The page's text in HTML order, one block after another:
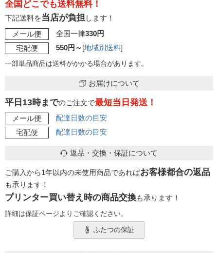
全国どこでも送料無料！
下記送料を当店が負担します！
メール便
全国一律330円
宅配便
550円～[地域別送料]
一部単品商品は送料がかかる場合があります。
お届けについて
平日13時までのご注文で最短当日発送！
メール便
配達日数の目安
宅配便
配達日数の目安
返品・交換・保証について
ご購入から1年以内の未使用商品であればお客様都合の返品
も承ります！
プリンター買い替え時の商品交換も承ります！
詳細は保証ページよりご確認ください。
ふたつの保証